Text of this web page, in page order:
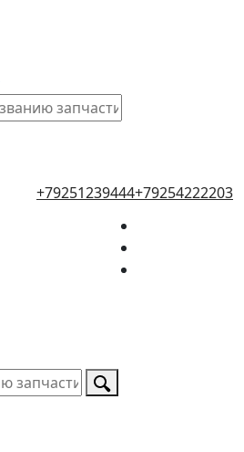
+79251239444+79254222203